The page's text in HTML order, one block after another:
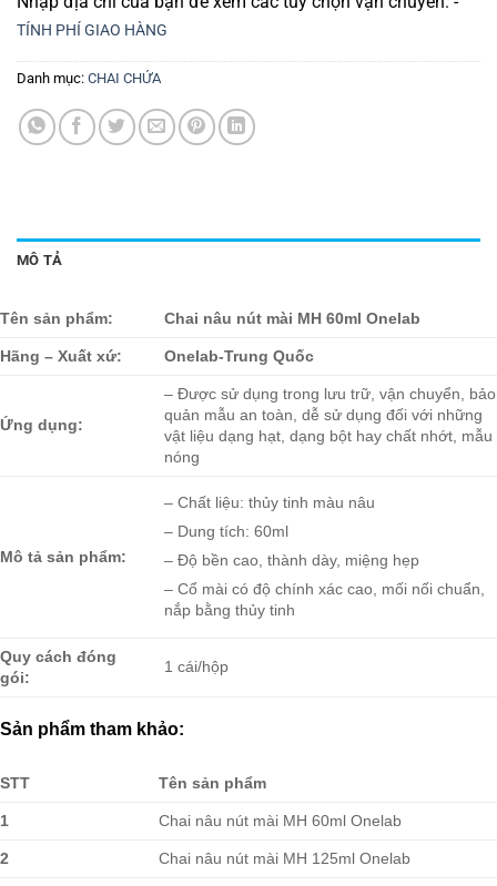
TÍNH PHÍ GIAO HÀNG
Danh mục: CHAI CHỨA
MÔ TẢ
Tên sản phẩm: Chai nâu nút mài MH 60ml Onelab
Hãng – Xuất xứ: Onelab-Trung Quốc
Ứng dụng:
– Được sử dụng trong lưu trữ, vận chuyển, bảo
quản mẫu an toàn, dễ sử dụng đối với những
vật liệu dạng hạt, dạng bột hay chất nhớt, mẫu
nóng
Mô tả sản phẩm:
– Chất liệu: thủy tinh màu nâu
– Dung tích: 60ml
– Độ bền cao, thành dày, miệng hẹp
– Cổ mài có độ chính xác cao, mối nối chuẩn,
nắp bằng thủy tinh
Quy cách đóng
gói:
1 cái/hộp
Sản phẩm tham khảo:
STT Tên sản phẩm
1 Chai nâu nút mài MH 60ml Onelab
2 Chai nâu nút mài MH 125ml Onelab